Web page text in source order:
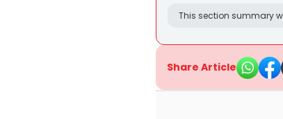
This section summary
Share Article